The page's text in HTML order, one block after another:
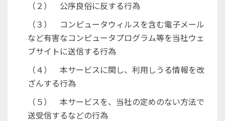
（２） 公序良俗に反する行為
（３） コンピュータウィルスを含む電子メール
など有害なコンピュータプログラム等を当社ウェ
ブサイトに送信する行為
（４） 本サービスに関し、利用しうる情報を改
ざんする行為
（５） 本サービスを、当社の定めのない方法で
送受信するなどの行為